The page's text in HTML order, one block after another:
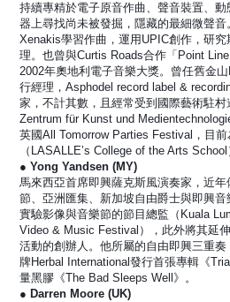
持續專精於電子原音作曲、聲音裝置、
器上尋找尚未被發掘，隱藏的最細微聲
Xenakis學習作曲，運用UPIC創作，研
理。也曾與Curtis Roads合作「Point
2002年奧地利電子音樂大獎。曾任舊金
行經理，Asphodel record label &
家，不計其數，且經常受到國際藝術駐
Zentrum für Kunst und
英國All Tomorrow Parties Festival，目
（LASALLE’s College of the Arts
● Yong Yandsen (MY)
馬來西亞首席即興薩克斯風演奏家，近
節、亞洲匯集、新加坡自由爵士與即興
實驗影像與音樂節的節目總監（Kuala
Video & Music Festival），此外將其延
活動的創辦人。他所屬的自由即興三重
牌Herbal International發行首張專輯《
量黑膠《The Bad Sleeps Well》。
● Darren Moore (UK)